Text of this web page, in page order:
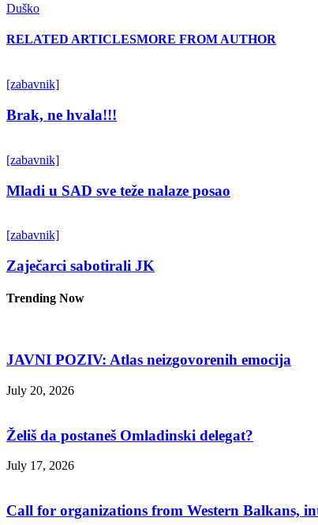
Duško
RELATED ARTICLESMORE FROM AUTHOR
[zabavnik]
Brak, ne hvala!!!
[zabavnik]
Mladi u SAD sve teže nalaze posao
[zabavnik]
Zaječarci sabotirali JK
Trending Now
JAVNI POZIV: Atlas neizgovorenih emocija
July 20, 2026
Želiš da postaneš Omladinski delegat?
July 17, 2026
Call for organizations from Western Balkans,